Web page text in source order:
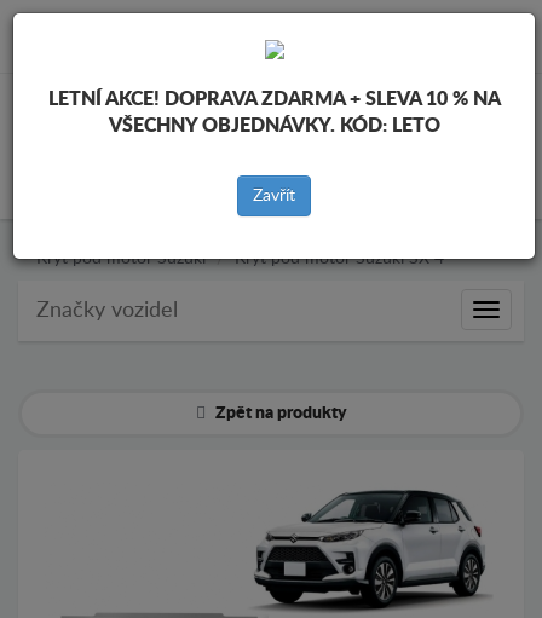
info@krytpodmotor.com
Kryt pod motor Suzuki Kryt pod motor Suzuki SX 4
Značky
Značky vozidel
Zpět na produkty
LETNÍ AKCE! DOPRAVA ZDARMA + SLEVA 10 % NA
VŠECHNY OBJEDNÁVKY. KÓD: LETO
Zavřít